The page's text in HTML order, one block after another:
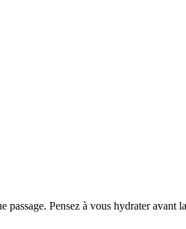
Pensez à vous hydrater avant